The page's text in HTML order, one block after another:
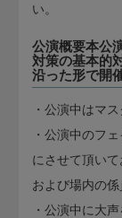
い。
公演概要本公
対策の基本的
沿った形で開
・公演中はマ
・公演中のフ
にさせて頂い
および場内の係
・公演中に大